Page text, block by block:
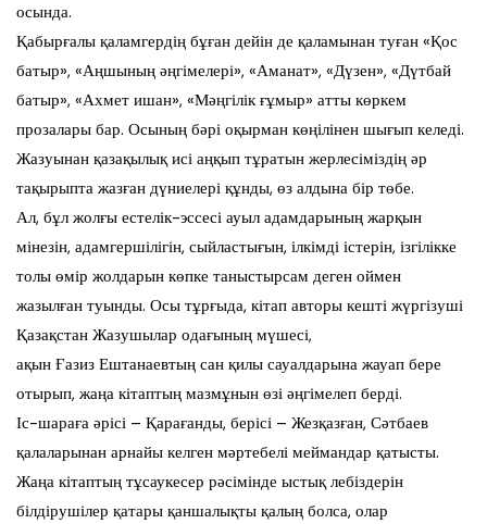
осында.
Қабырғалы қаламгердің бұған дейін де қаламынан туған «Қос
батыр», «Аңшының әңгімелері», «Аманат», «Дүзен», «Дүтбай
батыр», «Ахмет ишан», «Мәңгілік ғұмыр» атты көркем
прозалары бар. Осының бәрі оқырман көңілінен шығып келеді.
Жазуынан қазақылық исі аңқып тұратын жерлесіміздің әр
тақырыпта жазған дүниелері құнды, өз алдына бір төбе.
Ал, бұл жолғы естелік-эссесі ауыл адамдарының жарқын
мінезін, адамгершілігін, сыйластығын, ілкімді істерін, ізгілікке
толы өмір жолдарын көпке таныстырсам деген оймен
жазылған туынды. Осы тұрғыда, кітап авторы кешті жүргізуші
Қазақстан Жазушылар одағының мүшесі,
ақын Ғазиз Ештанаевтың сан қилы сауалдарына жауап бере
отырып, жаңа кітаптың мазмұнын өзі әңгімелеп берді.
Іс-шараға әрісі – Қарағанды, берісі – Жезқазған, Сәтбаев
қалаларынан арнайы келген мәртебелі меймандар қатысты.
Жаңа кітаптың тұсаукесер рәсімінде ыстық лебіздерін
білдірушілер қатары қаншалықты қалың болса, олар